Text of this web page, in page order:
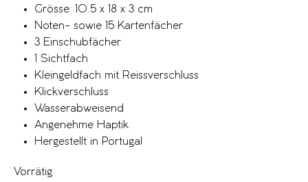
Grösse: 10.5 x 18 x 3 cm
Noten- sowie 15 Kartenfächer
3 Einschubfächer
1 Sichtfach
Kleingeldfach mit Reissverschluss
Klickverschluss
Wasserabweisend
Angenehme Haptik
Hergestellt in Portugal
Vorrätig